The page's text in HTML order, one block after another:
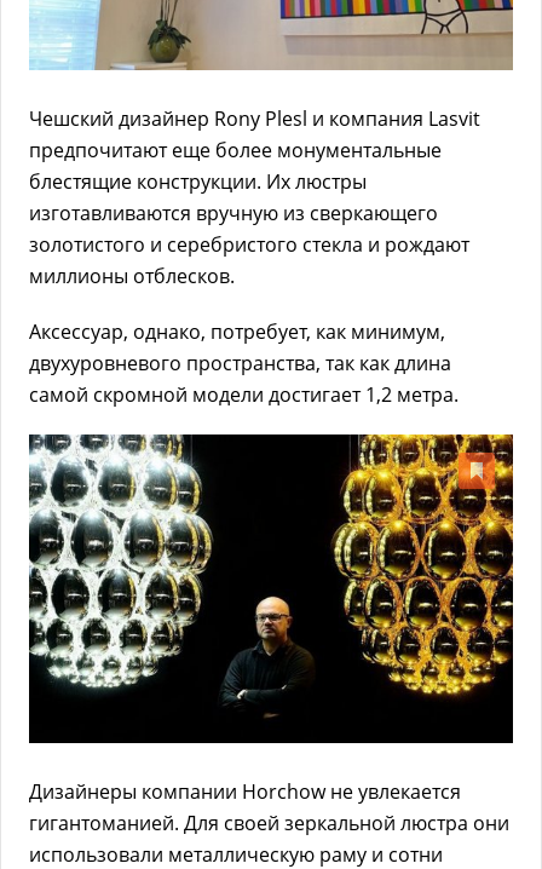
Чешский дизайнер Rony Plesl и компания Lasvit
предпочитают еще более монументальные
блестящие конструкции. Их люстры
изготавливаются вручную из сверкающего
золотистого и серебристого стекла и рождают
миллионы отблесков.
Аксессуар, однако, потребует, как минимум,
двухуровневого пространства, так как длина
самой скромной модели достигает 1,2 метра.
Дизайнеры компании Horchow не увлекается
гигантоманией. Для своей зеркальной люстра они
использовали металлическую раму и сотни